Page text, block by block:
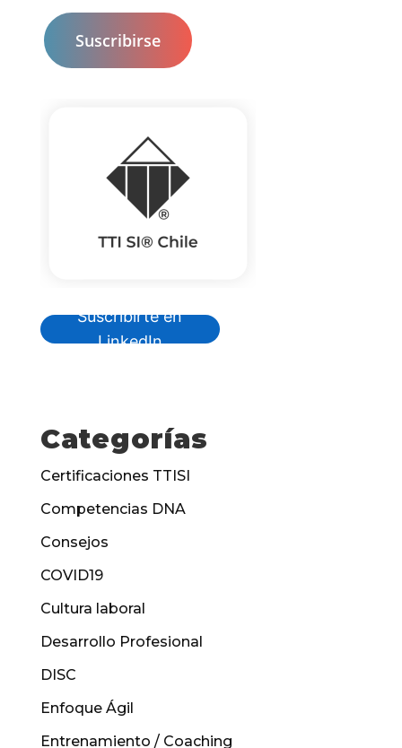
Suscribirte en
LinkedIn
Categorías
Certificaciones TTISI
Competencias DNA
Consejos
COVID19
Cultura laboral
Desarrollo Profesional
DISC
Enfoque Ágil
Entrenamiento / Coaching